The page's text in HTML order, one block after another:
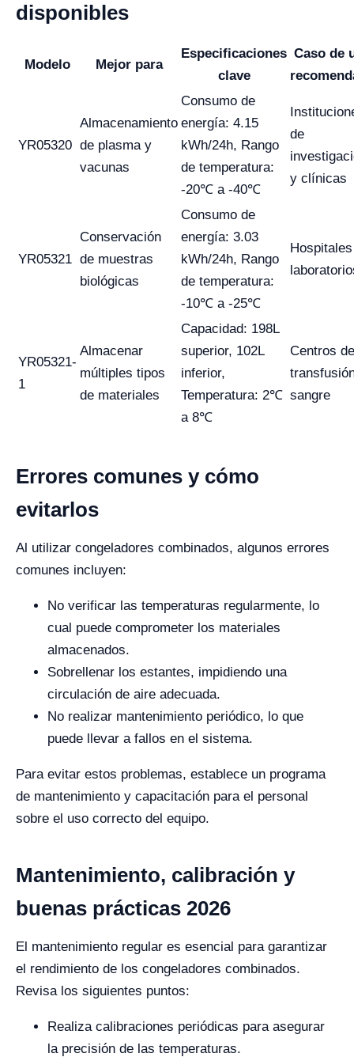
disponibles
Modelo Mejor para
Especificaciones
clave
Caso de
YR05320
Almacenamiento
de plasma y
vacunas
Consumo de
energía: 4.15
kWh/24h, Rango
de temperatura:
-20℃ a -40℃
de
y clínicas
YR05321
Conservación
de muestras
biológicas
Consumo de
energía: 3.03
kWh/24h, Rango
de temperatura:
-10℃ a -25℃
YR05321-
1
Almacenar
múltiples tipos
de materiales
Capacidad: 198L
superior, 102L
inferior,
Temperatura: 2℃
a 8℃
Centros de
sangre
Errores comunes y cómo
evitarlos
Al utilizar congeladores combinados, algunos errores
comunes incluyen:
No verificar las temperaturas regularmente, lo
cual puede comprometer los materiales
almacenados.
Sobrellenar los estantes, impidiendo una
circulación de aire adecuada.
No realizar mantenimiento periódico, lo que
puede llevar a fallos en el sistema.
Para evitar estos problemas, establece un programa
de mantenimiento y capacitación para el personal
sobre el uso correcto del equipo.
Mantenimiento, calibración y
buenas prácticas 2026
El mantenimiento regular es esencial para garantizar
el rendimiento de los congeladores combinados.
Revisa los siguientes puntos:
Realiza calibraciones periódicas para asegurar
la precisión de las temperaturas.